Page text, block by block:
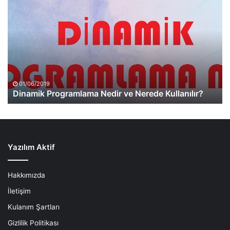
Nerede
Kullanılır?
01/06/2019
Dinamik Programlama Nedir ve Nerede Kullanılır?
Yazılım Aktif
Hakkımızda
İletişim
Kulanım Şartları
Gizlilik Politikası